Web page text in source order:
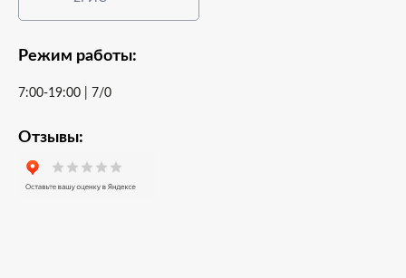
Режим работы:
7:00-19:00 | 7/0
Отзывы: